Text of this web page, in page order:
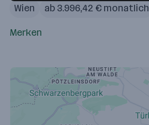
Wien
ab 3.996,42 € monatlich
Merken